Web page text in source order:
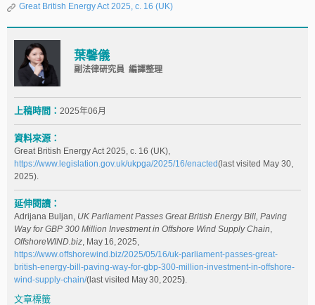
Great British Energy Act 2025, c. 16 (UK)
葉馨儀
副法律研究員 編譯整理
上稿時間： 2025年06月
資料來源：
Great British Energy Act 2025, c. 16 (UK),
https://www.legislation.gov.uk/ukpga/2025/16/enacted(last visited May 30,
2025).
延伸閱讀：
Adrijana Buljan, UK Parliament Passes Great British Energy Bill, Paving
Way for GBP 300 Million Investment in Offshore Wind Supply Chain,
OffshoreWIND.biz, May 16, 2025,
https://www.offshorewind.biz/2025/05/16/uk-parliament-passes-great-
british-energy-bill-paving-way-for-gbp-300-million-investment-in-offshore-
wind-supply-chain/(last visited May 30, 2025).
文章標籤